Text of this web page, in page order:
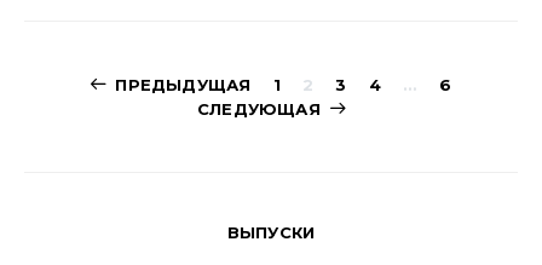
Навигация
ПРЕДЫДУЩАЯ 1 2 3 4 …
6
СЛЕДУЮЩАЯ
ВЫПУСКИ